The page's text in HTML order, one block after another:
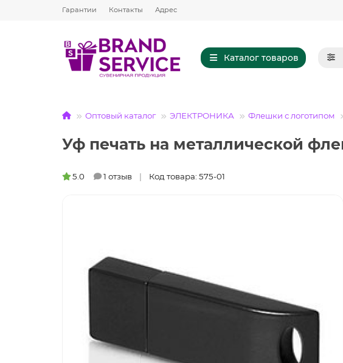
Гарантии Контакты Адрес
Каталог товаров
Оптовый каталог ЭЛЕКТРОНИКА Флешки с логотипом
Уф печать на металлической
5.0 1 отзыв Код товара: 575-01